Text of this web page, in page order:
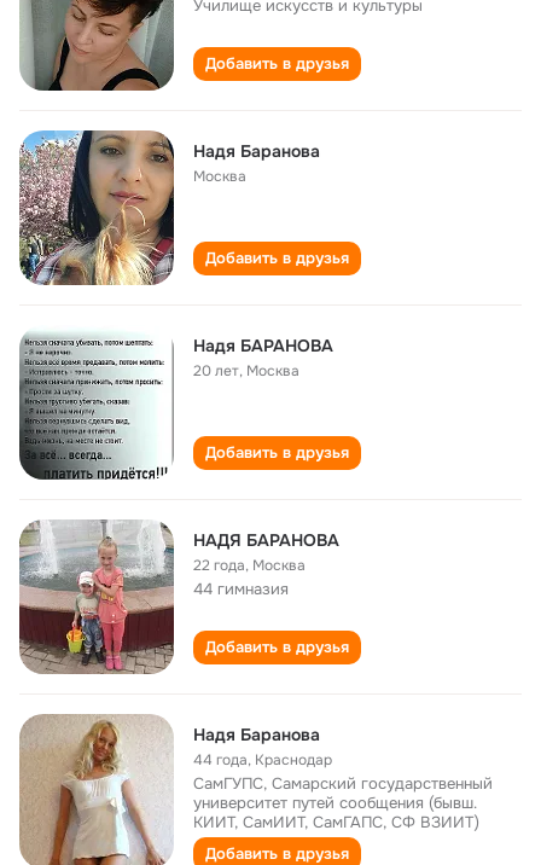
Училище искусств и культуры
Добавить в друзья
Надя Баранова
Москва
Добавить в друзья
Надя БАРАНОВА
20 лет, Москва
Добавить в друзья
НАДЯ БАРАНОВА
22 года, Москва
44 гимназия
Добавить в друзья
Надя Баранова
44 года, Краснодар
СамГУПС, Самарский государственный
университет путей сообщения (бывш.
КИИТ, СамИИТ, СамГАПС, СФ ВЗИИТ)
Добавить в друзья